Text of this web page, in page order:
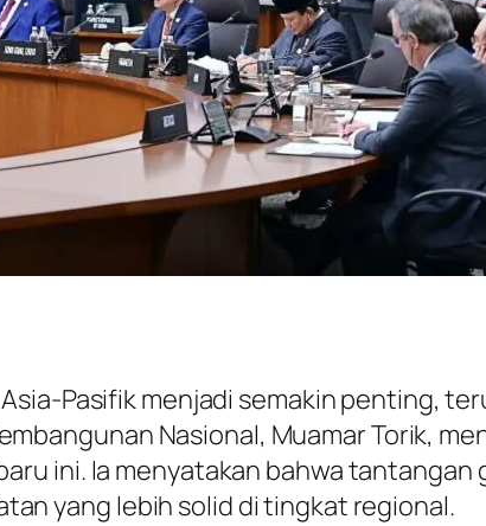
Pasifik menjadi semakin penting,
Nasional, Muamar Torik,
ini. Ia menyatakan bahwa
yang lebih solid di tingkat regional.